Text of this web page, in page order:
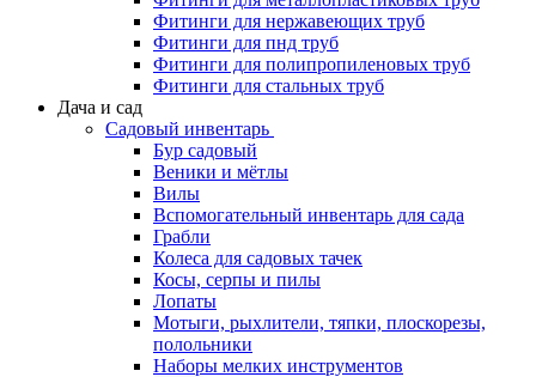
Фитинги для нержавеющих труб
Фитинги для пнд труб
Фитинги для полипропиленовых труб
Фитинги для стальных труб
Дача и сад
Садовый инвентарь
Бур садовый
Веники и мётлы
Вилы
Вспомогательный инвентарь для сада
Грабли
Колеса для садовых тачек
Косы, серпы и пилы
Лопаты
Мотыги, рыхлители, тяпки, плоскорезы,
полольники
Наборы мелких инструментов